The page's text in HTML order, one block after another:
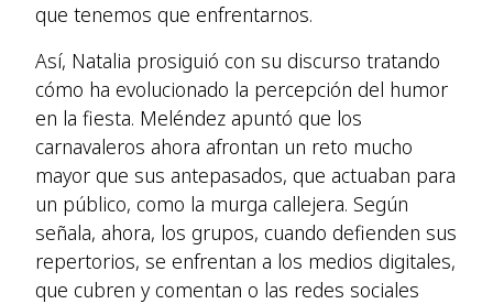
que tenemos que enfrentarnos.
Así, Natalia prosiguió con su discurso tratando
cómo ha evolucionado la percepción del humor
en la fiesta. Meléndez apuntó que los
carnavaleros ahora afrontan un reto mucho
mayor que sus antepasados, que actuaban para
un público, como la murga callejera. Según
señala, ahora, los grupos, cuando defienden sus
repertorios, se enfrentan a los medios digitales,
que cubren y comentan o las redes sociales